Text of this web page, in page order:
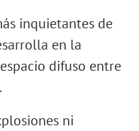
inquietantes de
en la
difuso entre
ni